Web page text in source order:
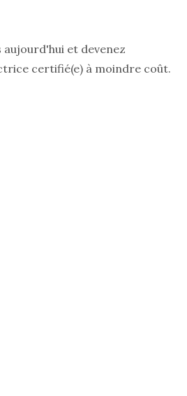
aujourd'hui et devenez
certifié(e) à moindre coût.